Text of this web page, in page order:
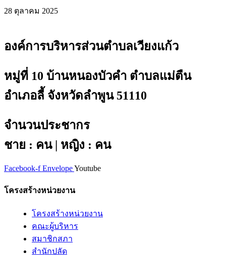
28 ตุลาคม 2025
องค์การบริหารส่วนตำบลเวียงแก้ว
หมู่ที่ 10 บ้านหนองบัวคำ ตำบลแม่ตืน
อำเภอลี้ จังหวัดลำพูน 51110
จำนวนประชากร
ชาย : คน | หญิง : คน
Facebook-f EnvelopeYoutube
โครงสร้างหน่วยงาน
โครงสร้างหน่วยงาน
คณะผู้บริหาร
สมาชิกสภา
สำนักปลัด